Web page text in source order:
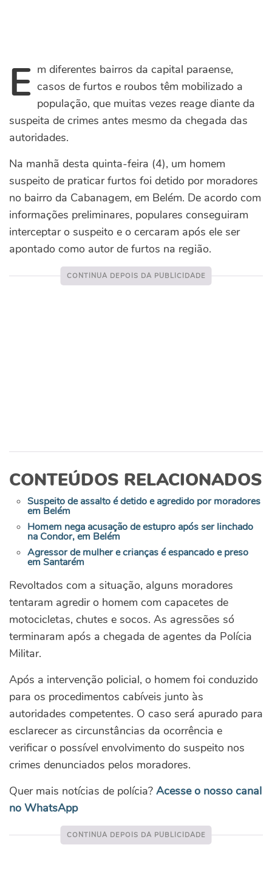
Em diferentes bairros da capital paraense,
casos de furtos e roubos têm mobilizado a
população, que muitas vezes reage diante da
suspeita de crimes antes mesmo da chegada das
autoridades.
Na manhã desta quinta-feira (4), um homem
suspeito de praticar furtos foi detido por moradores
no bairro da Cabanagem, em Belém. De acordo com
informações preliminares, populares conseguiram
interceptar o suspeito e o cercaram após ele ser
apontado como autor de furtos na região.
CONTEÚDOS RELACIONADOS
Suspeito de assalto é detido e agredido por moradores
em Belém
Homem nega acusação de estupro após ser linchado
na Condor, em Belém
Agressor de mulher e crianças é espancado e preso
em Santarém
Revoltados com a situação, alguns moradores
tentaram agredir o homem com capacetes de
motocicletas, chutes e socos. As agressões só
terminaram após a chegada de agentes da Polícia
Militar.
Após a intervenção policial, o homem foi conduzido
para os procedimentos cabíveis junto às
autoridades competentes. O caso será apurado para
esclarecer as circunstâncias da ocorrência e
verificar o possível envolvimento do suspeito nos
crimes denunciados pelos moradores.
Quer mais notícias de polícia? Acesse o nosso canal
no WhatsApp